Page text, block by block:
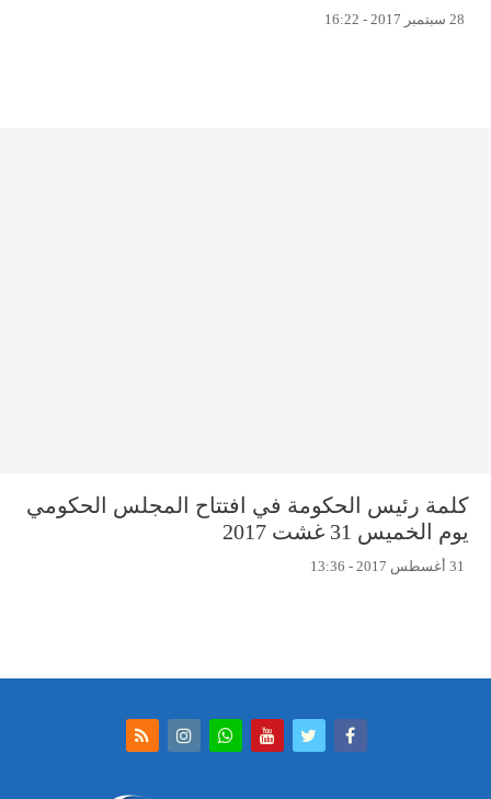
28 سبتمبر 2017 - 16:22
كلمة رئيس الحكومة في افتتاح المجلس الحكومي
يوم الخميس 31 غشت 2017
31 أغسطس 2017 - 13:36